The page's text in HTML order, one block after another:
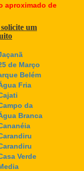
aproximado de
um
de Março
Belém
Fria
da
Branca
Verde